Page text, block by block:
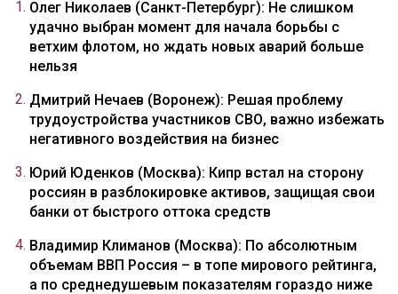
Олег Николаев (Санкт-Петербург): Не слишком
удачно выбран момент для начала борьбы с
ветхим флотом, но ждать новых аварий больше
нельзя
Дмитрий Нечаев (Воронеж): Решая проблему
трудоустройства участников СВО, важно избежать
негативного воздействия на бизнес
Юрий Юденков (Москва): Кипр встал на сторону
россиян в разблокировке активов, защищая свои
банки от быстрого оттока средств
Владимир Климанов (Москва): По абсолютным
объемам ВВП Россия – в топе мирового рейтинга,
а по среднедушевым показателям гораздо ниже